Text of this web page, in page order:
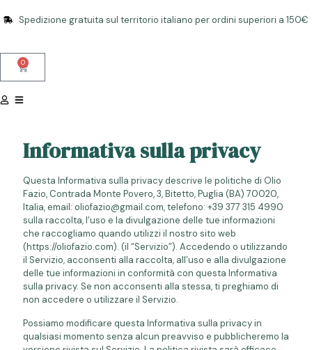
Spedizione gratuita sul territorio italiano per ordini superiori a 150€
0
Informativa sulla privacy
Questa Informativa sulla privacy descrive le politiche di Olio
Fazio, Contrada Monte Povero, 3, Bitetto, Puglia (BA) 70020,
Italia, email: oliofazio@gmail.com, telefono: +39 377 315 4990
sulla raccolta, l’uso e la divulgazione delle tue informazioni
che raccogliamo quando utilizzi il nostro sito web
(https://oliofazio.com). (il “Servizio”). Accedendo o utilizzando
il Servizio, acconsenti alla raccolta, all’uso e alla divulgazione
delle tue informazioni in conformità con questa Informativa
sulla privacy. Se non acconsenti alla stessa, ti preghiamo di
non accedere o utilizzare il Servizio.
Possiamo modificare questa Informativa sulla privacy in
qualsiasi momento senza alcun preavviso e pubblicheremo la